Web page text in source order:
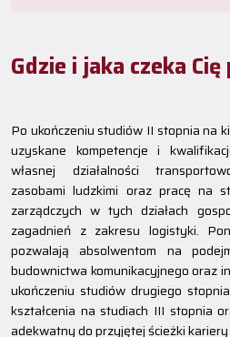
Gdzie i jaka czeka Cię
Po ukończeniu studiów II stopnia na
uzyskane kompetencje i
własnej działalności
zasobami ludzkimi oraz pracę na
zarządczych w tych działach
zagadnień z zakresu logistyki.
pozwalają absolwentom na
budownictwa komunikacyjnego oraz
ukończeniu studiów drugiego
kształcenia na studiach III stopnia
adekwatny do przyjętej ścieżki